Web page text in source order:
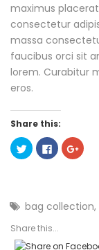
maximus
consectetur
massa
faucibus orci sit
lorem. Curabitur
eros.
Share this:
C
l
s
h
r
o
C
l
s
h
r
o
C
l
s
h
o
bag collection,
Share this...